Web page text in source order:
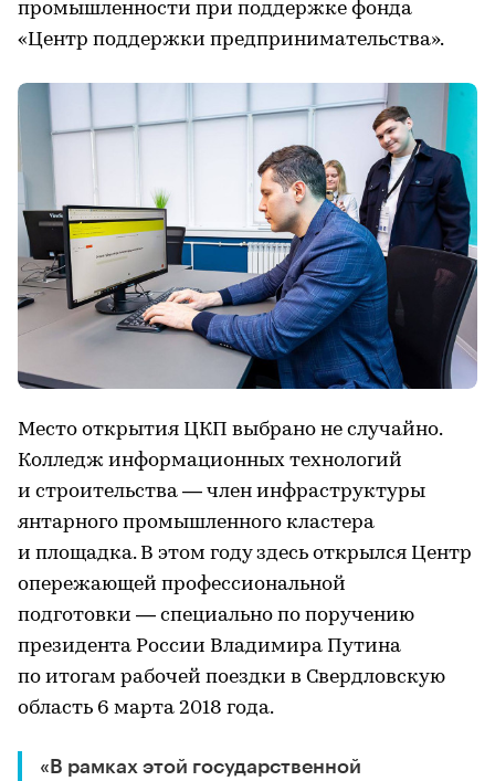
промышленности при поддержке фонда
«Центр поддержки предпринимательства».
Место открытия ЦКП выбрано не случайно.
Колледж информационных технологий
и строительства — член инфраструктуры
янтарного промышленного кластера
и площадка. В этом году здесь открылся Центр
опережающей профессиональной
подготовки — специально по поручению
президента России Владимира Путина
по итогам рабочей поездки в Свердловскую
область 6 марта 2018 года.
«В рамках этой государственной